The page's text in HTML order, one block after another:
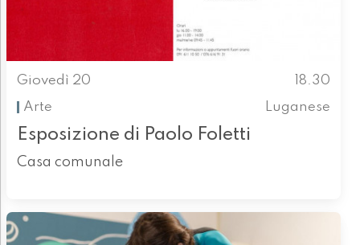
Giovedì 20
18.30
Arte
Luganese
Esposizione di Paolo Foletti
Casa comunale